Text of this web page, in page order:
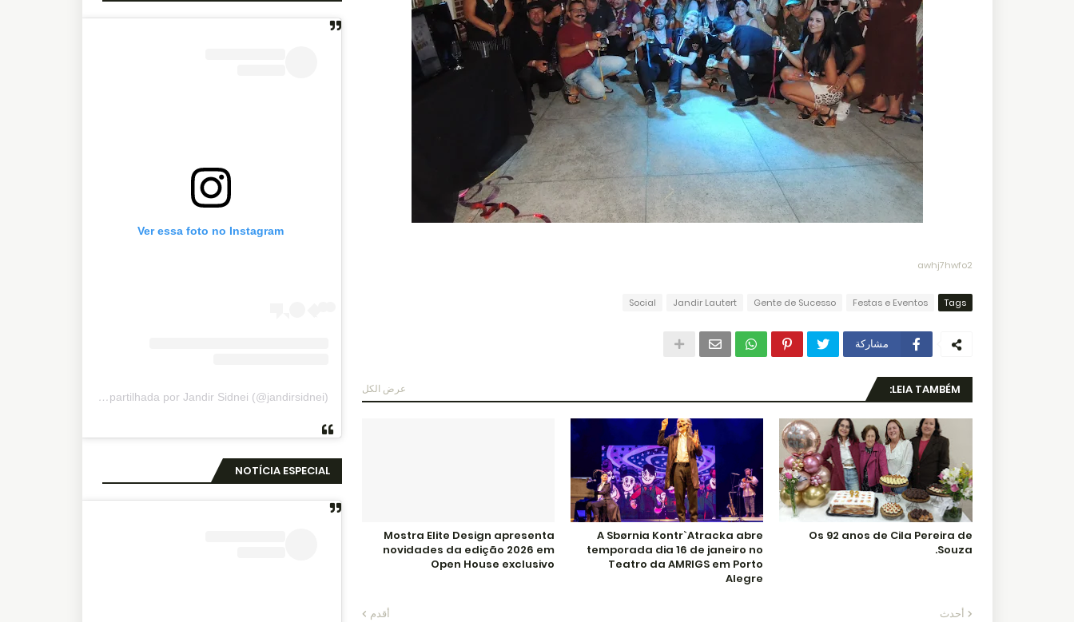
awhj7hwfo2
Tags
Festas e Eventos
Gente de Sucesso
Jandir Lautert
Social
مشاركة
LEIA TAMBÉM: عرض الكل
Os 92 anos de Cila Pereira de
Souza.
A Sbørnia Kontr`Atracka abre
temporada dia 16 de janeiro no
Teatro da AMRIGS em Porto
Alegre
Mostra Elite Design apresenta
novidades da edição 2026 em
Open House exclusivo
أحدث أقدم
Ver essa foto no Instagram
Uma publicação compartilhada por Jandir Sidnei (@jandirsidnei)
NOTÍCIA ESPECIAL